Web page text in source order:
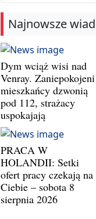
Najnowsze
Dym wciąż wisi nad
Venray. Zaniepokojeni
mieszkańcy dzwonią
pod 112, strażacy
uspokajają
PRACA W
HOLANDII: Setki
ofert pracy czekają na
Ciebie – sobota 8
sierpnia 2026